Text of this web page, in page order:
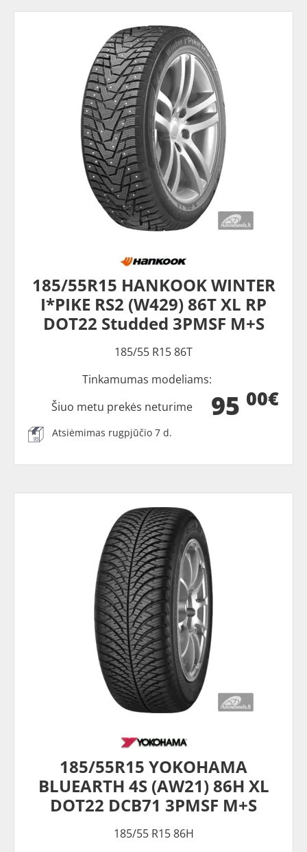
185/55R15 HANKOOK WINTER
I*PIKE RS2 (W429) 86T XL RP
DOT22 Studded 3PMSF M+S
185/55 R15 86T
Tinkamumas modeliams:
95 00€
Šiuo metu prekės neturime
Atsiėmimas rugpjūčio 7 d.
185/55R15 YOKOHAMA
BLUEARTH 4S (AW21) 86H XL
DOT22 DCB71 3PMSF M+S
185/55 R15 86H